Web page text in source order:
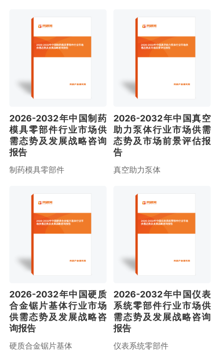
2026-2032年中国制药模具零部件行业市场
供需态势及发展战略咨询报告
2026-2032年中国制药
模具零部件行业市场供
需态势及发展战略咨询
报告
制药模具零部件
2026-2032年中国真空助力泵体行业市场供
需态势及市场前景评估报告
2026-2032年中国真空
助力泵体行业市场供需
态势及市场前景评估报
告
真空助力泵体
2026-2032年中国硬质合金锯片基体行业市
场供需态势及发展战略咨询报告
2026-2032年中国硬质
合金锯片基体行业市场
供需态势及发展战略咨
询报告
硬质合金锯片基体
2026-2032年中国仪表系统零部件行业市场
供需态势及发展战略咨询报告
2026-2032年中国仪表
系统零部件行业市场供
需态势及发展战略咨询
报告
仪表系统零部件